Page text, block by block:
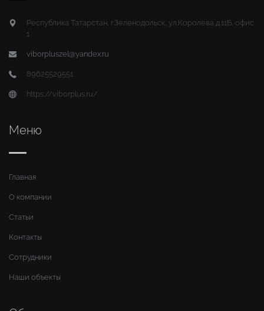
Республика Татарстан, г.Зеленодольск, ул.Королева д.11Б, офис
1
viborpluszel@yandex.ru
89625529551
https://viborplus.ru/
Меню
Главная
О компании
Статьи
Контакты
Сотрудники
Наши объекты